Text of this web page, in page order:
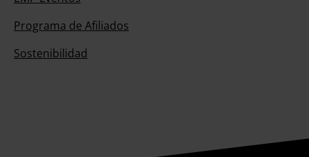
Programa de Afiliados
Sostenibilidad